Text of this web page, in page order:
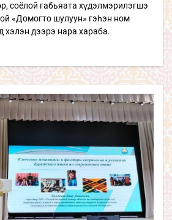
соёлой габьяата хүдэлмэрилэгшэ
«Домогто шулуун» гэһэн ном
хэлэн дээрэ нара хараба.